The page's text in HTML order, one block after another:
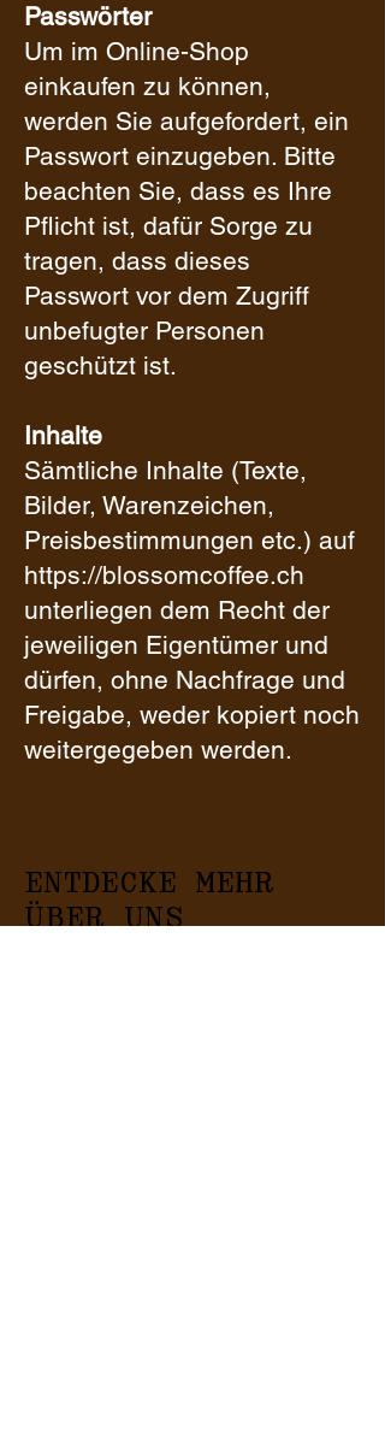
Passwörter
Um im Online-Shop
einkaufen zu können,
werden Sie aufgefordert, ein
Passwort einzugeben. Bitte
beachten Sie, dass es Ihre
Pflicht ist, dafür Sorge zu
tragen, dass dieses
Passwort vor dem Zugriff
unbefugter Personen
geschützt ist.
Inhalte
Sämtliche Inhalte (Texte,
Bilder, Warenzeichen,
Preisbestimmungen etc.) auf
https://blossomcoffee.ch
unterliegen dem Recht der
jeweiligen Eigentümer und
dürfen, ohne Nachfrage und
Freigabe, weder kopiert noch
weitergegeben werden.
ENTDECKE MEHR
ÜBER UNS